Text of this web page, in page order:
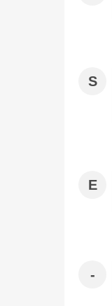
S
E
-